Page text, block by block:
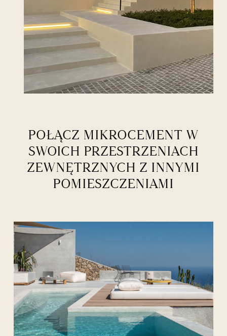
POŁĄCZ MIKROCEMENT W
SWOICH PRZESTRZENIACH
ZEWNĘTRZNYCH Z INNYMI
POMIESZCZENIAMI